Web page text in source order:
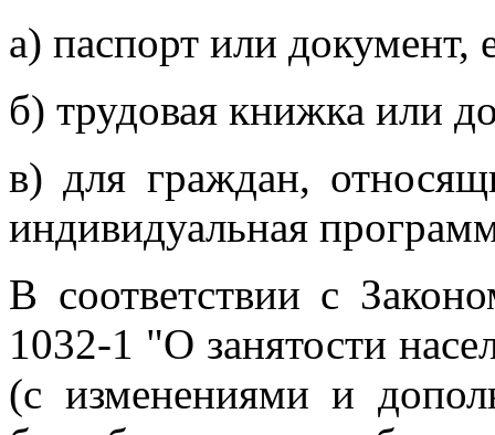
а) паспорт или
б) трудовая книжка или
в) для граждан,
индивидуальная
В соответствии с
1032-1 "О занятости
(с изменениями и